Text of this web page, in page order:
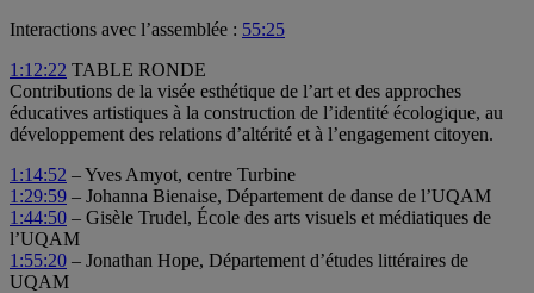
Interactions avec l’assemblée : 55:25
1:12:22 TABLE RONDE
Contributions de la visée esthétique de l’art et des approches
éducatives artistiques à la construction de l’identité écologique, au
développement des relations d’altérité et à l’engagement citoyen.
1:14:52 – Yves Amyot, centre Turbine
1:29:59 – Johanna Bienaise, Département de danse de l’UQAM
1:44:50 – Gisèle Trudel, École des arts visuels et médiatiques de
l’UQAM
1:55:20 – Jonathan Hope, Département d’études littéraires de
UQAM